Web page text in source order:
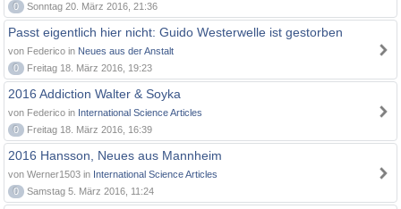
0
Sonntag 20. März 2016, 21:36
Passt eigentlich hier nicht: Guido Westerwelle ist gestorben
von Federico in Neues aus der Anstalt
0
Freitag 18. März 2016, 19:23
2016 Addiction Walter & Soyka
von Federico in International Science Articles
0
Freitag 18. März 2016, 16:39
2016 Hansson, Neues aus Mannheim
von Werner1503 in International Science Articles
0
Samstag 5. März 2016, 11:24